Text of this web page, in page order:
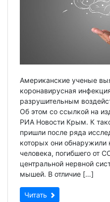
Американские ученые
коронавирусная
разрушительным
Об этом со ссылкой на
РИА Новости Крым. К
пришли после ряда
которых они обнаружили
человека, погибшего от
центральной нервной
мышей. В отличие […]
Читать